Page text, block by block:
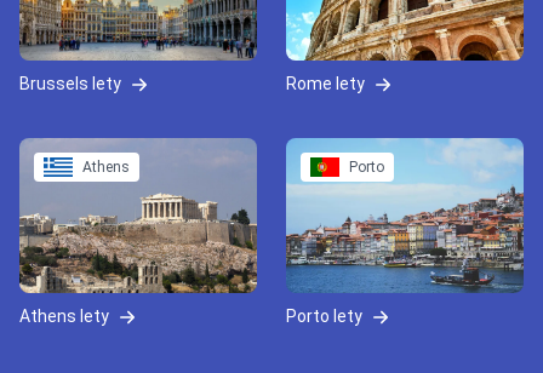
Brussels lety Rome lety
Athens
Athens lety
Porto
Porto lety